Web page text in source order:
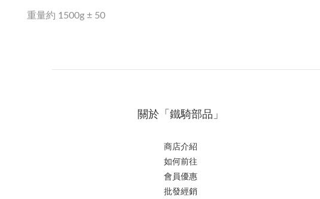
重量約 1500g ± 50
關於「鐵騎部品」
商店介紹
如何前往
會員優惠
批發經銷